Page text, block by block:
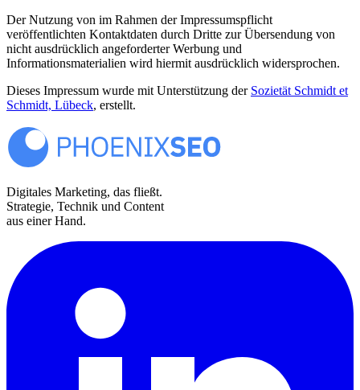
Der Nutzung von im Rahmen der Impressumspflicht
veröffentlichten Kontaktdaten durch Dritte zur Übersendung von
nicht ausdrücklich angeforderter Werbung und
Informationsmaterialien wird hiermit ausdrücklich widersprochen.
Dieses Impressum wurde mit Unterstützung der Sozietät Schmidt et
Schmidt, Lübeck, erstellt.
Digitales Marketing, das fließt.
Strategie, Technik und Content
aus einer Hand.